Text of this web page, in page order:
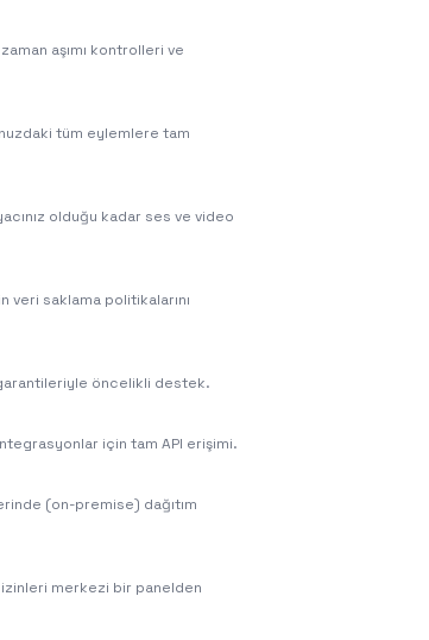
aşımı kontrolleri ve
tüm eylemlere tam
olduğu kadar ses ve video
veri saklama politikalarını
öncelikli destek.
için tam API erişimi.
(on-premise) dağıtım
izinleri merkezi bir panelden